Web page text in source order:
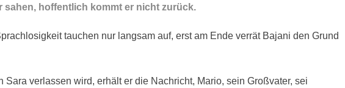
sahen, hoffentlich kommt er nicht zurück.
tauchen nur langsam auf, erst am Ende verrät Bajani den Grund
Sara verlassen wird, erhält er die Nachricht, Mario, sein Großvater, sei